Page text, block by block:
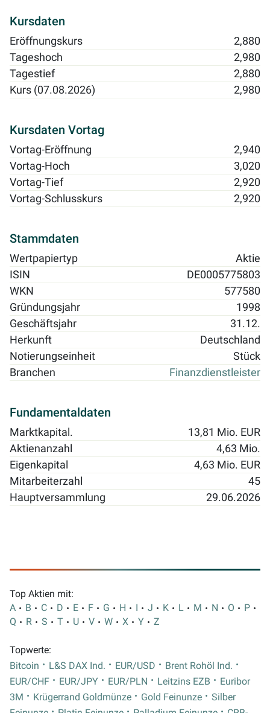
Kursdaten
Eröffnungskurs
2,880
Tageshoch
2,980
Tagestief
2,880
Kurs (07.08.2026)
2,980
Kursdaten Vortag
Vortag-Eröffnung
2,940
Vortag-Hoch
3,020
Vortag-Tief
2,920
Vortag-Schlusskurs
2,920
Stammdaten
Wertpapiertyp
Aktie
ISIN
DE0005775803
WKN
577580
Gründungsjahr
1998
Geschäftsjahr
31.12.
Herkunft
Deutschland
Notierungseinheit
Stück
Branchen
Finanzdienstleister
Fundamentaldaten
Marktkapital.
13,81 Mio. EUR
Aktienanzahl
4,63 Mio.
Eigenkapital
4,63 Mio. EUR
Mitarbeiterzahl
45
Hauptversammlung
29.06.2026
Top Aktien mit:
A
B C D E F G H I J K L M N O
P
Q
R S T U V W X Y Z
Topwerte:
Bitcoin
L&S DAX Ind. EUR/USD
Brent Rohöl Ind.
EUR/CHF
EUR/JPY EUR/PLN Leitzins EZB
Euribor
3M
Krügerrand Goldmünze Gold Feinunze
Silber